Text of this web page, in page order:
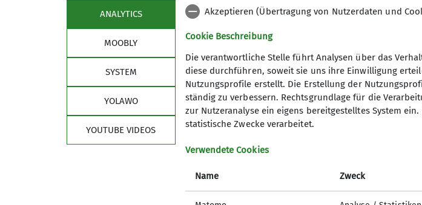
Sektion
Geschäftsstelle
Mitglied werden
Alpenverein
DAV Hauptverband
DAV-Shop
JDAV Landesverband NRW
ANALYTICS
MOOBLY
SYSTEM
YOLAWO
YOUTUBE VIDEOS
Akzeptieren (Übertragung von Nutzerdaten und
Cookie Beschreibung
Die verantwortliche Stelle führt Analysen über das
diese durchführen, soweit sie uns ihre Einwilligung
Nutzungsprofile erstellt. Die Erstellung der
ständig zu verbessern. Rechtsgrundlage für die
zur Nutzeranalyse ein eigens bereitgestelltes System
statistische Zwecke verarbeitet.
Verwendete Cookies
Name Zweck